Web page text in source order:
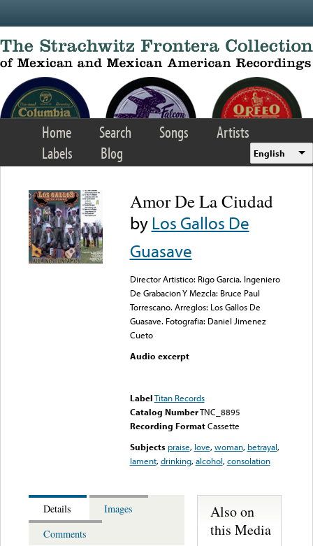
Home Search Songs
Artists
Labels
Blog English
Amor De La Ciudad
byLos Gallos De
Guasave
Director Artistico: Rigo Garcia. Ingeniero
De Grabacion Y Mezcla: Bruce Paul
Torrescano. Arreglos: Los Gallos De
Guasave. Fotografia: Daniel Jimenez
Cueto
Audio excerpt
LabelTitan Records
Catalog NumberTNC_8895
Recording FormatCassette
Subjects praise, love,woman, betrayal,
lament,drinking,alcohol,consolation
Details
Images
Comments
Also on
this Media